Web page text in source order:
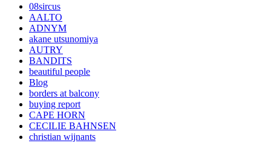
08sircus
AALTO
ADNYM
akane utsunomiya
AUTRY
BANDITS
beautiful people
Blog
borders at balcony
buying report
CAPE HORN
CECILIE BAHNSEN
christian wijnants